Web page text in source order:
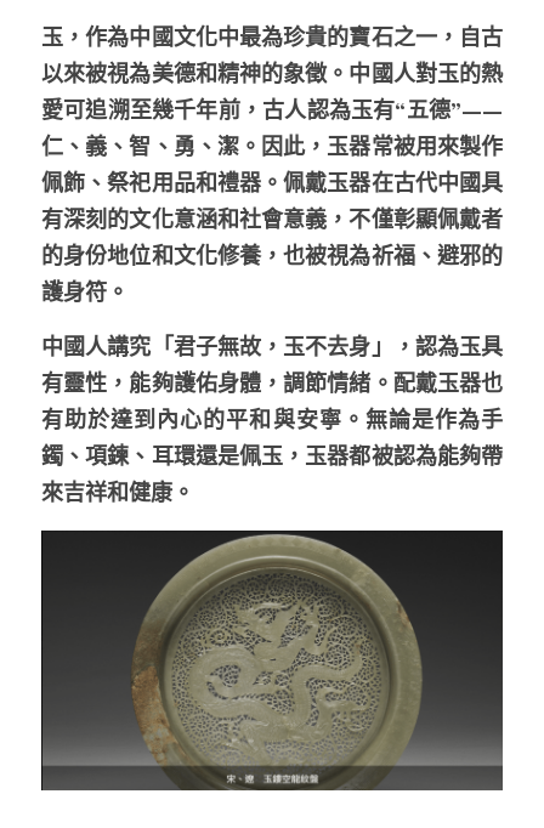
玉，作為中國文化中最為珍貴的寶石之一，自古
以來被視為美德和精神的象徵。中國人對玉的熱
愛可追溯至幾千年前，古人認為玉有“五德”——
仁、義、智、勇、潔。因此，玉器常被用來製作
佩飾、祭祀用品和禮器。佩戴玉器在古代中國具
有深刻的文化意涵和社會意義，不僅彰顯佩戴者
的身份地位和文化修養，也被視為祈福、避邪的
護身符。
中國人講究「君子無故，玉不去身」，認為玉具
有靈性，能夠護佑身體，調節情緒。配戴玉器也
有助於達到內心的平和與安寧。無論是作為手
鐲、項鍊、耳環還是佩玉，玉器都被認為能夠帶
來吉祥和健康。